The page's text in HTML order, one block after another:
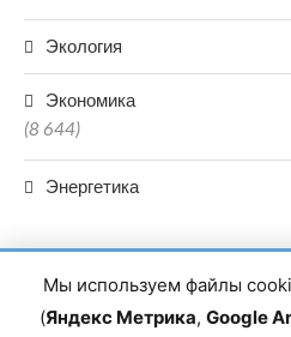
Экология
Экономика
(8 644)
Энергетика
Мы используем файлы
(Яндекс Метрика, Google